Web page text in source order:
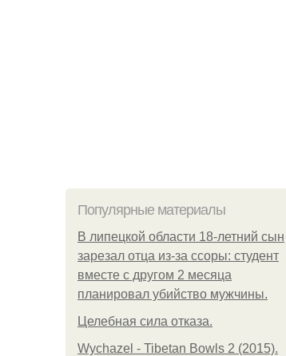
Популярные материалы
В липецкой области 18-летний сын
зарезал отца из-за ссоры: студент
вместе с другом 2 месяца
планировал убийство мужчины.
Целебная сила отказа.
Wychazel - Tibetan Bowls 2 (2015).